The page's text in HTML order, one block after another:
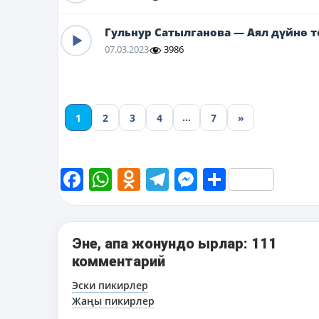
Гульнур Сатылганова — Аял дүйнө
07.03.2023 3986
1 2 3 4 … 7 »
Facebook
WhatsApp
Odnoklassniki
Telegram
Messenger
Share
Эне, апа жонундо ырлар: 111
комментарий
Навигация
по
Эски пикирлер
Жаңы пикирлер